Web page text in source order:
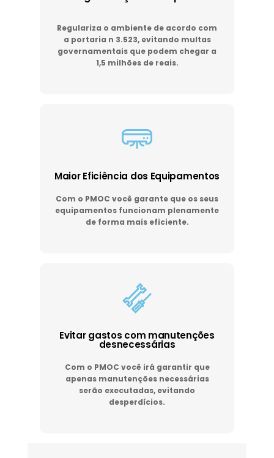
Regulariza o ambiente de acordo com
a portaria n 3.523, evitando multas
governamentais que podem chegar a
1,5 milhões de reais.
Maior Eficiência dos Equipamentos
Com o PMOC você garante que os seus
equipamentos funcionam plenamente
de forma mais eficiente.
Evitar gastos com manutenções
desnecessárias
Com o PMOC você irá garantir que
apenas manutenções necessárias
serão executadas, evitando
desperdícios.